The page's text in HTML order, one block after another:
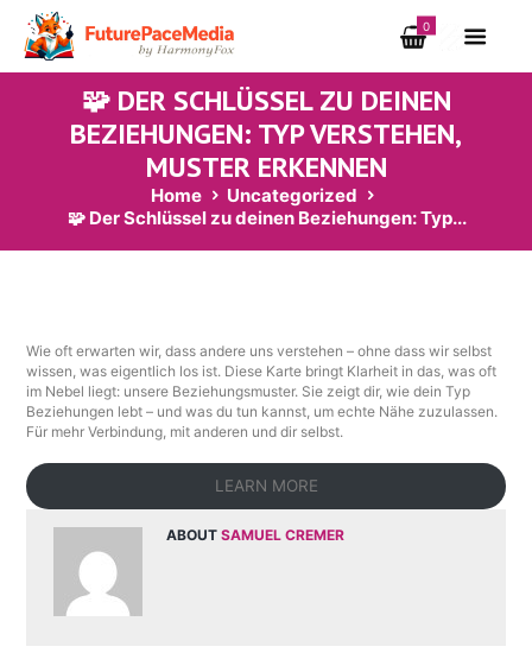
0
🧩 DER SCHLÜSSEL ZU DEINEN
BEZIEHUNGEN: TYP VERSTEHEN,
MUSTER ERKENNEN
Home
Uncategorized
🧩 Der Schlüssel zu deinen Beziehungen: Typ...
Wie oft erwarten wir, dass andere uns verstehen – ohne dass wir selbst
wissen, was eigentlich los ist. Diese Karte bringt Klarheit in das, was oft
im Nebel liegt: unsere Beziehungsmuster. Sie zeigt dir, wie dein Typ
Beziehungen lebt – und was du tun kannst, um echte Nähe zuzulassen.
Für mehr Verbindung, mit anderen und dir selbst.
LEARN MORE
ABOUT SAMUEL CREMER